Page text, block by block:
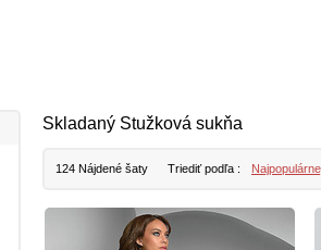
Skladaný Stužková sukňa
124 Nájdené šaty Triediť podľa :